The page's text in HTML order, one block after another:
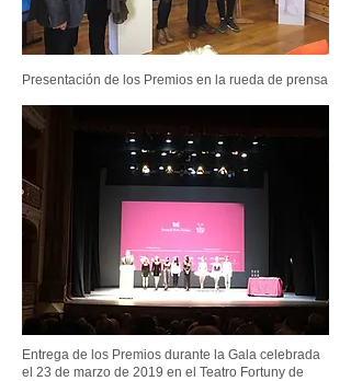
Presentación de los Premios en la rueda de prensa
Entrega de los Premios durante la Gala celebrada
el 23 de marzo de 2019 en el Teatro Fortuny de